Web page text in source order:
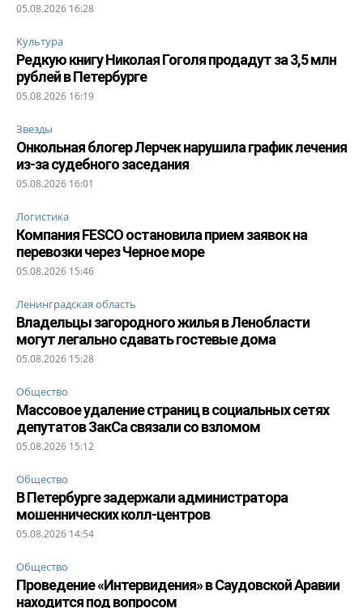
05.08.2026 16:28
Культура
Редкую книгу Николая Гоголя продадут за 3,5 млн
рублей в Петербурге
05.08.2026 16:19
Звезды
Онкольная блогер Лерчек нарушила график лечения
из-за судебного заседания
05.08.2026 16:01
Логистика
Компания FESCO остановила прием заявок на
перевозки через Черное море
05.08.2026 15:46
Ленинградская область
Владельцы загородного жилья в Ленобласти
могут легально сдавать гостевые дома
05.08.2026 15:28
Общество
Массовое удаление страниц в социальных сетях
депутатов ЗакСа связали со взломом
05.08.2026 15:12
Общество
В Петербурге задержали администратора
мошеннических колл-центров
05.08.2026 14:54
Общество
Проведение «Интервидения» в Саудовской Аравии
находится под вопросом